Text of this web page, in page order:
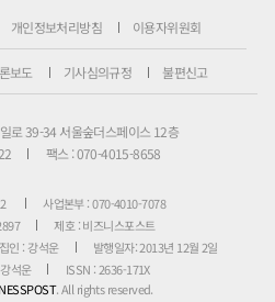
개인정보처리방침 이용자위원회
보도 기사심의규정 불편신고
로 39-34 서울숲더스페이스 12층
팩스 : 070-4015-8658
사업본부 : 070-4010-7078
제호 : 비즈니스포스트
인 : 강석운
발행일자: 2013년 12월 2일
석운
ISSN : 2636-171X
. All rights reserved.